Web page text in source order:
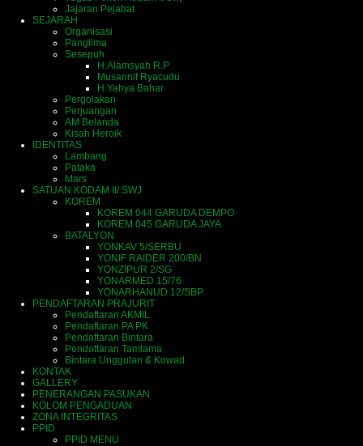
Jajaran Pejabat
SEJARAH
Organisasi
Panglima
Sesepuh
H.Alamsyah R.P
Musannif Ryacudu
H.Yahya Bahar
Pergolakan
Perjuangan
AM Belanda
Kisah Heroik
IDENTITAS
Lambang
Pataka
Mars
SATUAN KODAM II/ SWJ
KOREM
KOREM 044 GARUDA DEMPO
KOREM 045 GARUDA JAYA
BATALYON
YONKAV 5/SERBU
YONIF RAIDER 200/BN
YONZIPUR 2/SG
YONARMED 15/76
YONARHANUD 12/SBP
PENDAFTARAN PRAJURIT
Pendaftaran AKMIL
Pendaftaran PA PK
Pendaftaran Bintara
Pendaftaran Tamtama
Bintara Unggulan & Kowad
KONTAK
GALLERY
PENERANGAN PASUKAN
KOLOM PENGADUAN
ZONA INTEGRITAS
PPID
PPID MENU